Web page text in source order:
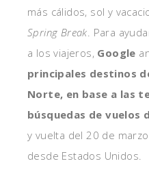
más cálidos, sol y
Spring Break. Para
a los viajeros, Google
principales destinos
Norte, en base a las
búsquedas de vuelos
y vuelta del 20 de
desde Estados Unidos.